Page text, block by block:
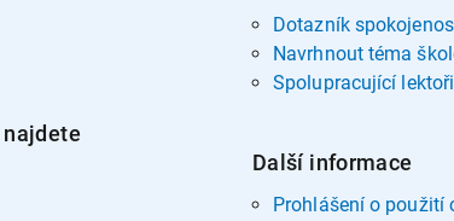
najdete
Dotazník
Navrhnout téma
Spolupracující lektoři
Další informace
Prohlášení o použití